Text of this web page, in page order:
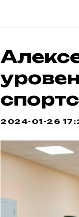
2024-01-26